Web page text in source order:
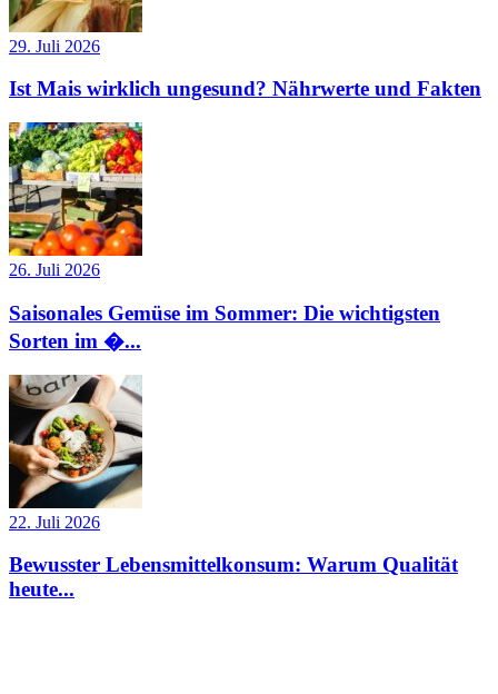
29. Juli 2026
Ist Mais wirklich ungesund? Nährwerte und Fakten
26. Juli 2026
Saisonales Gemüse im Sommer: Die wichtigsten
Sorten im �...
22. Juli 2026
Bewusster Lebensmittelkonsum: Warum Qualität
heute...